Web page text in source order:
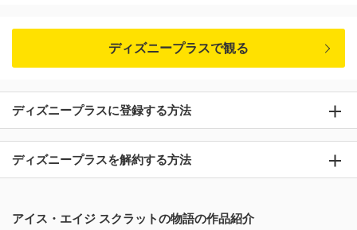
ディズニープラスで観る
ディズニープラスに登録する方法
ディズニープラスを解約する方法
アイス・エイジ スクラットの物語の作品紹介